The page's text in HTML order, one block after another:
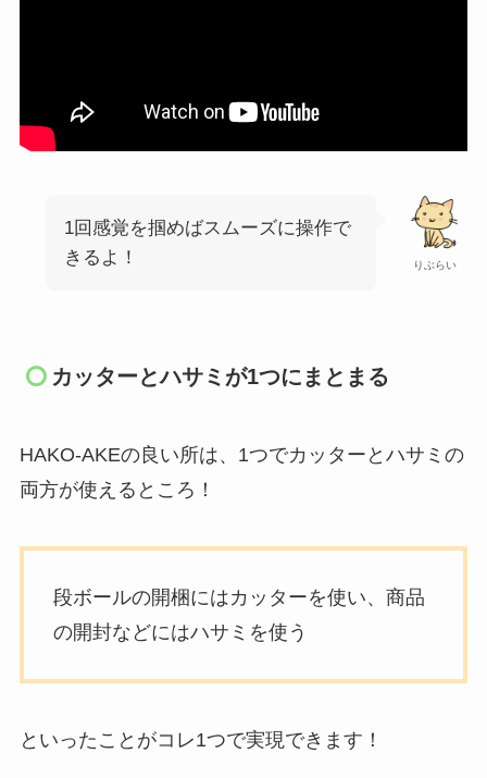
りぶらい
1回感覚を掴めばスムーズに操作で
きるよ！
カッターとハサミが1つにまとまる
HAKO-AKEの良い所は、1つでカッターとハサミの
両方が使えるところ！
段ボールの開梱にはカッターを使い、商品
の開封などにはハサミを使う
といったことがコレ1つで実現できます！